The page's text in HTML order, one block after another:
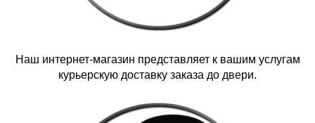
Наш интернет-магазин представляет к вашим услугам
курьерскую доставку заказа до двери.